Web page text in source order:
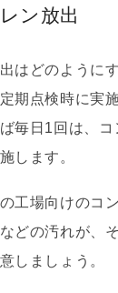
ン放出
はどのように
期点検時に実
毎日1回は、
します。
工場向けのコ
どの汚れが、
しましょう。